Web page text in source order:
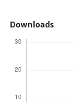
Downloads